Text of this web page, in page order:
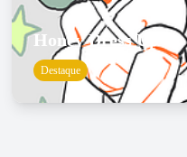
Honey Dress Up
Destaque